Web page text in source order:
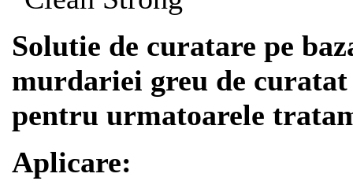
Solutie de curatare pe
murdariei greu de
pentru urmatoarele
Aplicare: